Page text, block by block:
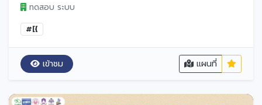
ทดสอบ ระบบ
#[{
เข้าชม แผนที่